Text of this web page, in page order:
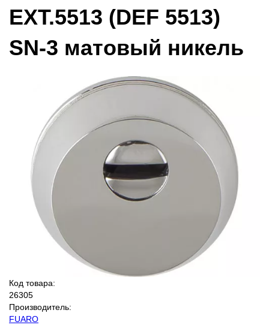
EXT.5513 (DEF 5513)
SN-3 матовый никель
Код товара:
26305
Производитель:
FUARO